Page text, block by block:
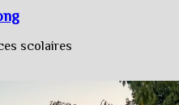
scolaires